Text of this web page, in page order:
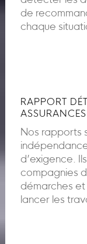
de
chaque
RAPPORT
ASSURANCES
Nos rapports
d’exigence.
compagnies
démarches
lancer les